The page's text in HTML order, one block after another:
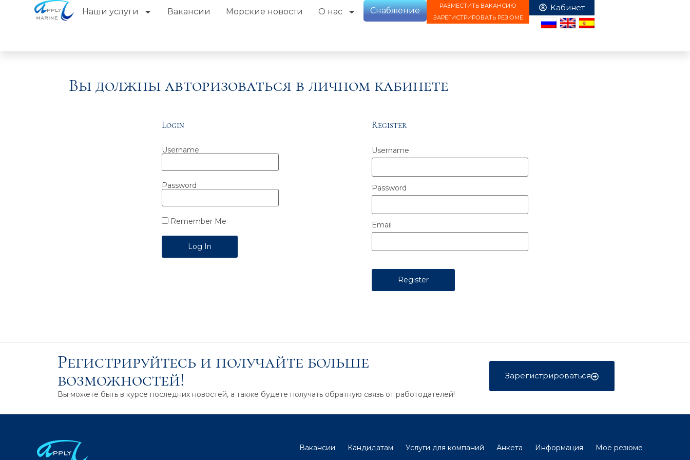
Наши услуги Вакансии Морские новости О нас Снабжение
РАЗМЕСТИТЬ ВАКАНСИЮ
ЗАРЕГИСТРИРОВАТЬ РЕЗЮМЕ
Вы должны авторизоваться в личном кабинете
Login
Username
Password
Remember Me
Register
Username
Password
Email
Регистрируйтесь и получайте больше
возможностей!
Вы можете быть в курсе последних новостей, а также будете получать обратную связь от работодателей!
Зарегистрироваться
Вакансии Кандидатам Услуги для компаний Анкета Информация
Моё резюме